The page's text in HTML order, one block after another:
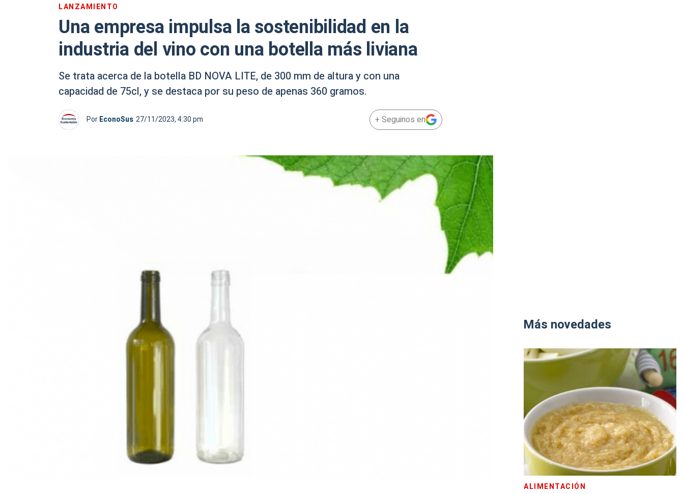
LANZAMIENTO
Una empresa impulsa la sostenibilidad en la
industria del vino con una botella más liviana
Se trata acerca de la botella BD NOVA LITE, de 300 mm de altura y con una
capacidad de 75cl, y se destaca por su peso de apenas 360 gramos.
PorEconoSus 27/11/2023, 4:30 pm + Seguinos en
Más novedades
ALIMENTACIÓN